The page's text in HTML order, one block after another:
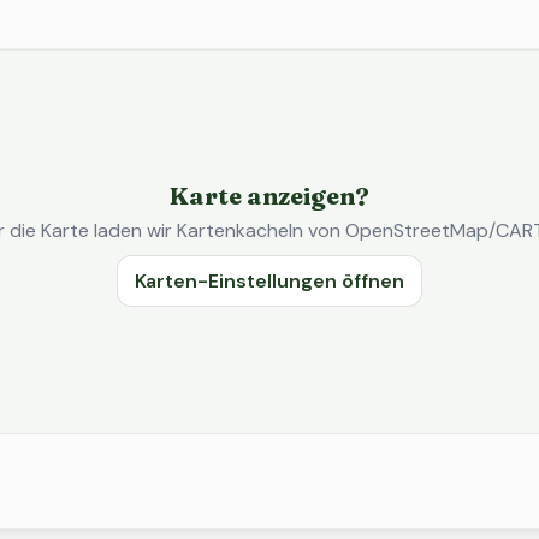
Karte anzeigen?
die Karte laden wir Kartenkacheln von OpenStreetMap/
Karten-Einstellungen öffnen